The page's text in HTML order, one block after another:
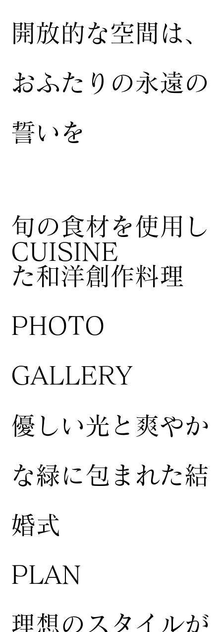
CUISINE
​旬の食材を使用し
た和洋創作料理
​PHOTO
GALLERY
​優しい光と爽やか
な緑に包まれた結
婚式
​PLAN
開放的な空間は、
おふたりの永遠の
誓いを
​理想のスタイルが